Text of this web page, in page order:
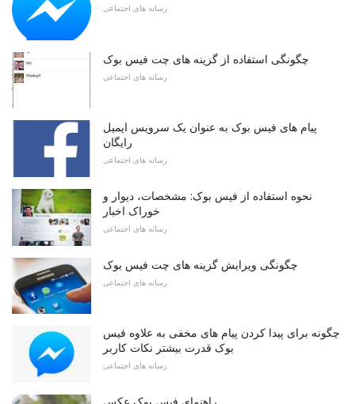
رسانه های اجتماعی
چگونگی استفاده از گزینه های چت فیس بوک
رسانه های اجتماعی
پیام های فیس بوک به عنوان یک سرویس ایمیل
رایگان
رسانه های اجتماعی
نحوه استفاده از فیس بوک: مشخصات، دیوار و
خوراک اخبار
رسانه های اجتماعی
چگونگی ویرایش گزینه های چت فیس بوک
رسانه های اجتماعی
چگونه برای پیدا کردن پیام های مخفی به علاوه فیس
بوک قدرت بیشتر نکات کاربر
رسانه های اجتماعی